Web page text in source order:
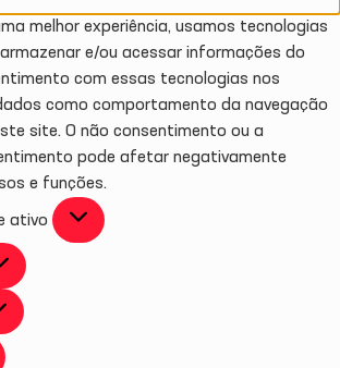
melhor experiência, usamos tecnologias
e/ou acessar informações do
com essas tecnologias nos
como comportamento da navegação
site. O não consentimento ou a
pode afetar negativamente
e funções.
ativo